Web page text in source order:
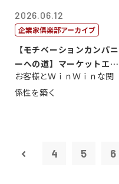
2026.06.12
企業家倶楽部アーカイブ
【モチベーションカンパニ
ーへの道】マーケットエン
タープライズ...
お客様とＷｉｎＷｉｎな関
係性を築く
4 5 6